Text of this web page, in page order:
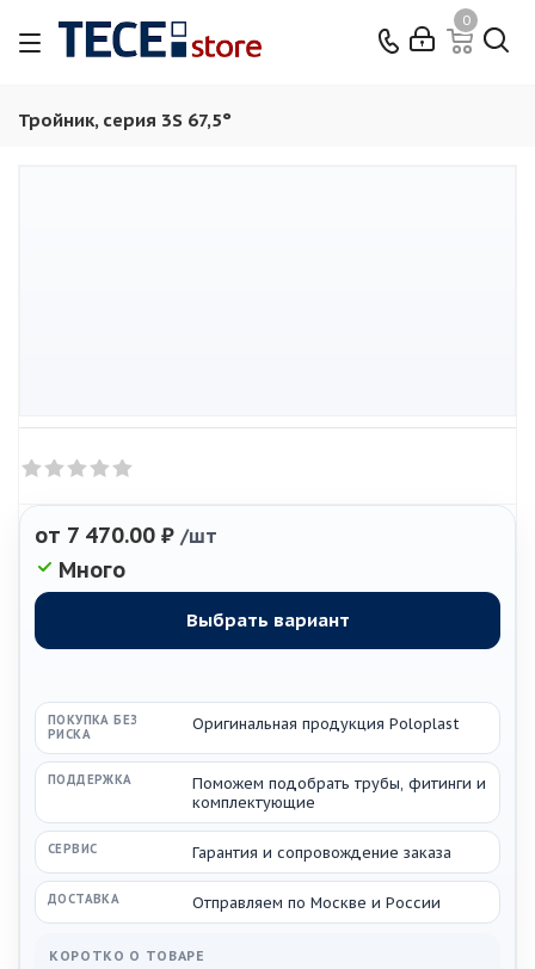
0
Тройник, серия 3S 67,5°
от 7 470.00 ₽ /шт
Много
ПОКУПКА БЕЗ
РИСКА
Оригинальная продукция Poloplast
ПОДДЕРЖКА
Поможем подобрать трубы, фитинги и
комплектующие
СЕРВИС Гарантия и сопровождение заказа
ДОСТАВКА Отправляем по Москве и России
КОРОТКО О ТОВАРЕ